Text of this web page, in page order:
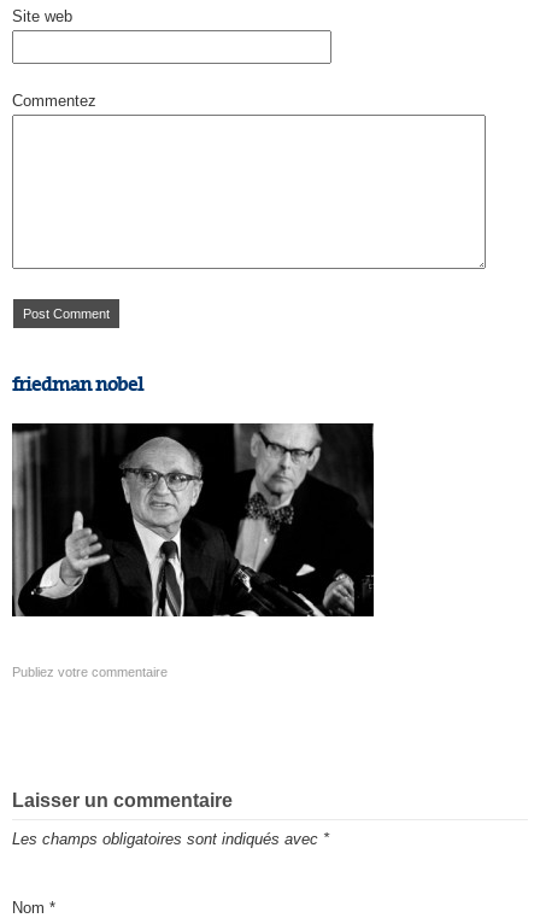
Site web
Commentez
friedman nobel
Publiez votre commentaire
Laisser un commentaire
Les champs obligatoires sont indiqués avec *
Nom *